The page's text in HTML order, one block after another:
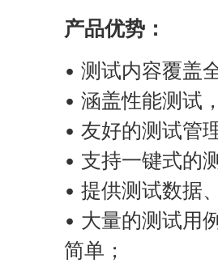
产品优势：
• 测试内容覆盖
• 涵盖性能测试
• 友好的测试管
• 支持一键式的
• 提供测试数据
• 大量的测试用
简单；